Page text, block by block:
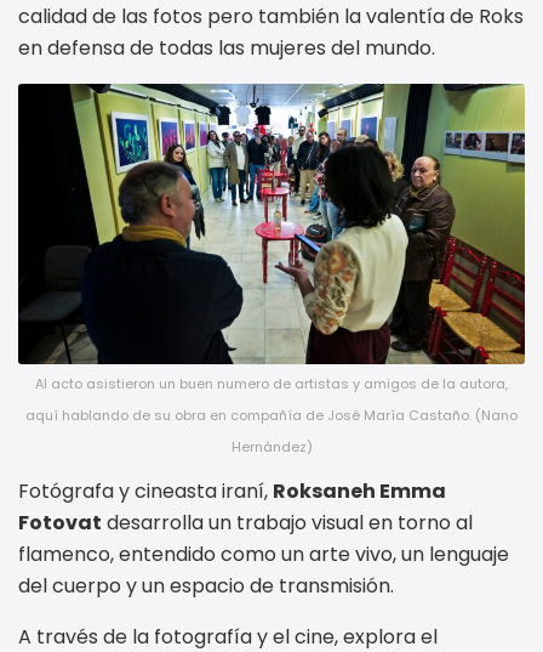
calidad de las fotos pero también la valentía de Roks
en defensa de todas las mujeres del mundo.
Al acto asistieron un buen numero de artistas y amigos de la autora,
aquí hablando de su obra en compañía de José María Castaño. (Nano
Hernández)
Fotógrafa y cineasta iraní, Roksaneh Emma
Fotovat desarrolla un trabajo visual en torno al
flamenco, entendido como un arte vivo, un lenguaje
del cuerpo y un espacio de transmisión.
A través de la fotografía y el cine, explora el